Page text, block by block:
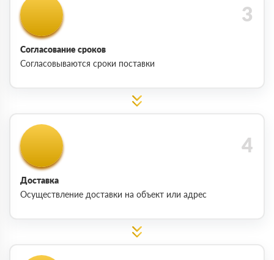
Согласование сроков
Согласовываются сроки поставки
Доставка
Осуществление доставки на объект или адрес